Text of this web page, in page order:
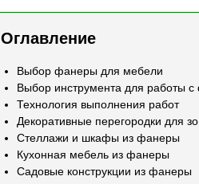
Оглавление
Выбор фанеры для мебели
Выбор инструмента для работы
Технология выполнения работ
Декоративные перегородки для
Стеллажи и шкафы из фанеры
Кухонная мебель из фанеры
Садовые конструкции из фанеры